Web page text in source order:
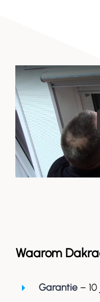
Waarom
Garantie– 10